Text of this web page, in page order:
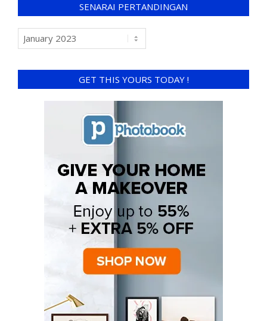
SENARAI PERTANDINGAN
GET THIS YOURS TODAY !